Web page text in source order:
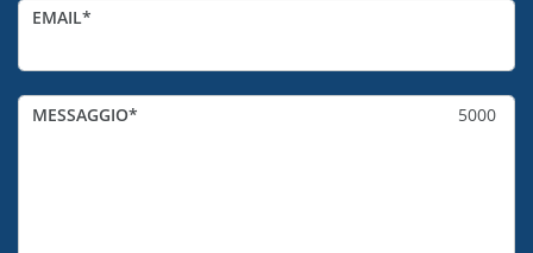
EMAIL
MESSAGGIO 5000